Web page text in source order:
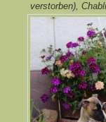
verstorben),